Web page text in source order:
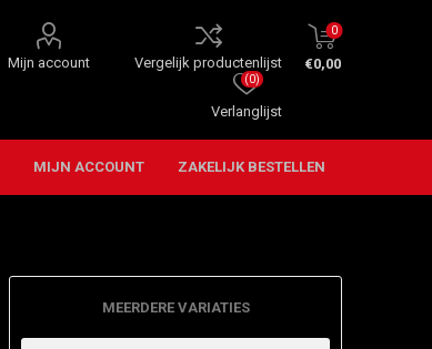
Mijn account Vergelijk productenlijst
Verlanglijst
(0)
0
€0,00
MIJN ACCOUNT ZAKELIJK BESTELLEN
MEERDERE VARIATIES